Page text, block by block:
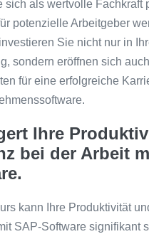
sich als wertvolle Fachkraft
potenzielle Arbeitgeber
Sie nicht nur in
sondern eröffnen sich
für eine erfolgreiche
Ihre
bei der Arbeit
kann Ihre Produktivität
SAP-Software signifikant